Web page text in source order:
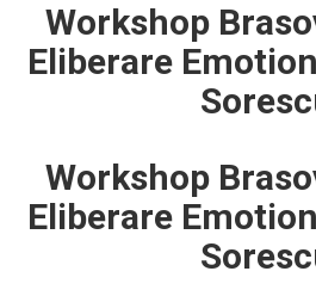
Workshop
Eliberare
Workshop
Eliberare